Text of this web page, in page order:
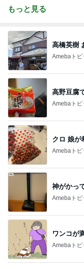
もっと見る
高橋英樹
Amebaトピ
高野豆腐
Amebaトピ
クロ 娘が
Amebaトピ
神がかっ
Amebaトピ
ワンコが
Amebaトピ